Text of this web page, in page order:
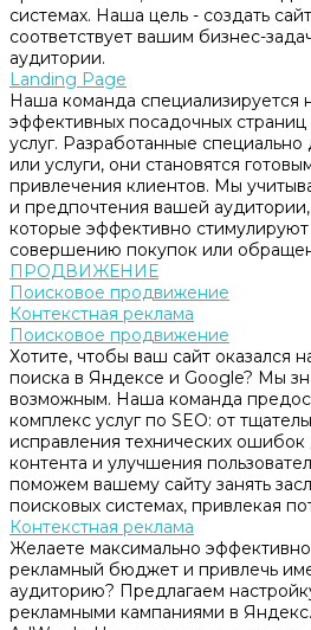
системах. Наша цель - создать
соответствует вашим бизнес-
аудитории.
Landing Page
Наша команда специализируется
эффективных посадочных
услуг. Разработанные
или услуги, они становятся
привлечения клиентов. Мы
и предпочтения вашей
которые эффективно
совершению покупок или
ПРОДВИЖЕНИЕ
Поисковое продвижение
Контекстная реклама
Поисковое продвижение
Хотите, чтобы ваш сайт оказался
поиска в Яндексе и Google? Мы
возможным. Наша команда
комплекс услуг по SEO: от
исправления технических
контента и улучшения
поможем вашему сайту занять
поисковых системах, привлекая
Контекстная реклама
Желаете максимально эффективно
рекламный бюджет и привлечь
аудиторию? Предлагаем
рекламными кампаниями в